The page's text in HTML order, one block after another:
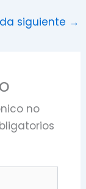
siguiente →
no